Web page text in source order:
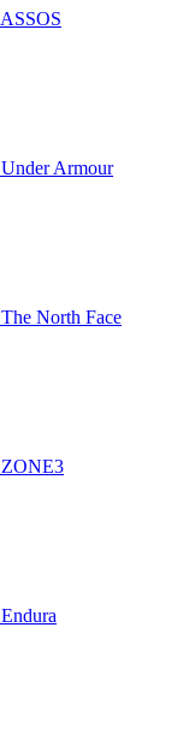
ASSOS
Under Armour
The North Face
ZONE3
Endura